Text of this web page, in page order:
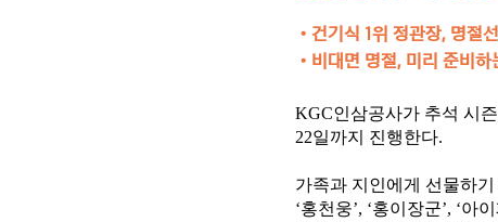
• 건기식 1위 정관장, 명절
• 비대면 명절, 미리 준비
KGC인삼공사가 추석 시
22일까지 진행한다.
가족과 지인에게 선물하기
‘홍천웅’, ‘홍이장군’, ‘아